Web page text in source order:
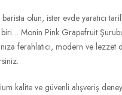
olun, ister evde yaratıcı
biri… Monin Pink Grapefruit
ferahlatıcı, modern ve lezzet
kalite ve güvenli alışveriş